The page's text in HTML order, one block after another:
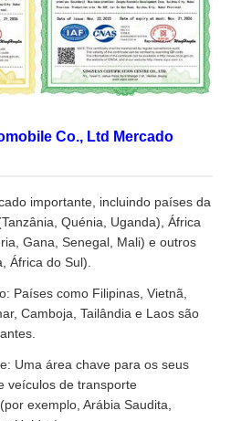
Co., Ltd Mercado
importante, incluindo países da
Quénia, Uganda), África
Gana, Senegal, Mali) e outros
África do Sul).
Países como Filipinas, Vietnã,
Camboja, Tailândia e Laos são
Uma área chave para os seus
veículos de transporte
exemplo, Arábia Saudita,